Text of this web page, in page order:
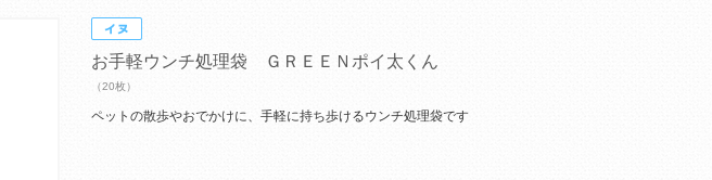
お手軽ウンチ処理袋 ＧＲＥＥＮポイ太くん
（20枚）
ペットの散歩やおでかけに、手軽に持ち歩けるウンチ処理袋です